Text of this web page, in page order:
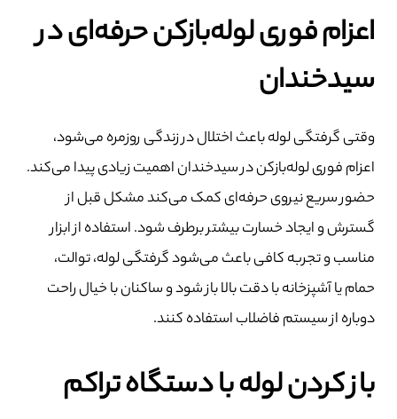
اعزام فوری لوله‌بازکن حرفه‌ای در
سیدخندان
وقتی گرفتگی لوله باعث اختلال در زندگی روزمره می‌شود،
اعزام فوری لوله‌بازکن در سیدخندان اهمیت زیادی پیدا می‌کند.
حضور سریع نیروی حرفه‌ای کمک می‌کند مشکل قبل از
گسترش و ایجاد خسارت بیشتر برطرف شود. استفاده از ابزار
مناسب و تجربه کافی باعث می‌شود گرفتگی لوله، توالت،
حمام یا آشپزخانه با دقت بالا باز شود و ساکنان با خیال راحت
دوباره از سیستم فاضلاب استفاده کنند.
باز کردن لوله با دستگاه تراکم